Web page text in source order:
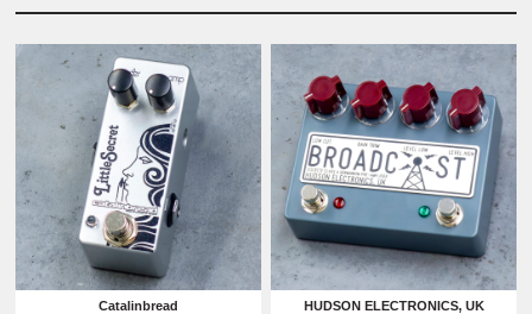
Catalinbread
HUDSON ELECTRONICS, UK